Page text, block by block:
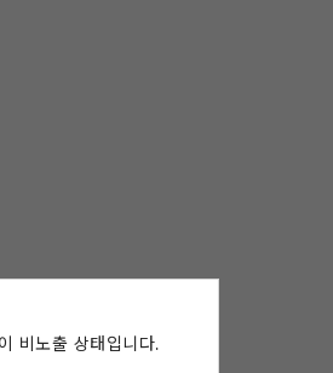
비노출 상태입니다.